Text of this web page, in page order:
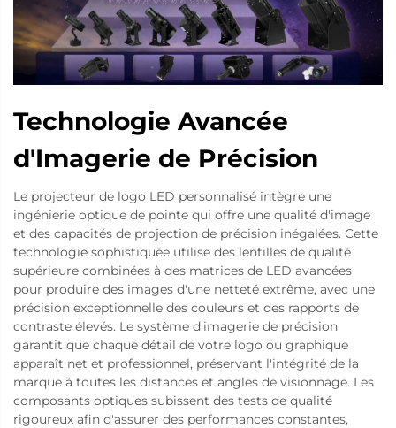
Technologie Avancée
d'Imagerie de Précision
Le projecteur de logo LED personnalisé intègre une
ingénierie optique de pointe qui offre une qualité d'image
et des capacités de projection de précision inégalées. Cette
technologie sophistiquée utilise des lentilles de qualité
supérieure combinées à des matrices de LED avancées
pour produire des images d'une netteté extrême, avec une
précision exceptionnelle des couleurs et des rapports de
contraste élevés. Le système d'imagerie de précision
garantit que chaque détail de votre logo ou graphique
apparaît net et professionnel, préservant l'intégrité de la
marque à toutes les distances et angles de visionnage. Les
composants optiques subissent des tests de qualité
rigoureux afin d'assurer des performances constantes,